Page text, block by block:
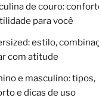
de couro:
para você
estilo,
com atitude
e masculino: tipos,
e dicas de uso